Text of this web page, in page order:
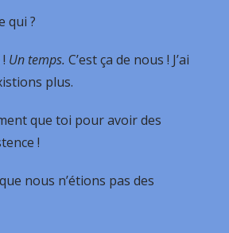
qui ?
Un temps. C’est ça de nous ! J’ai
plus.
que toi pour avoir des
!
que nous n’étions pas des